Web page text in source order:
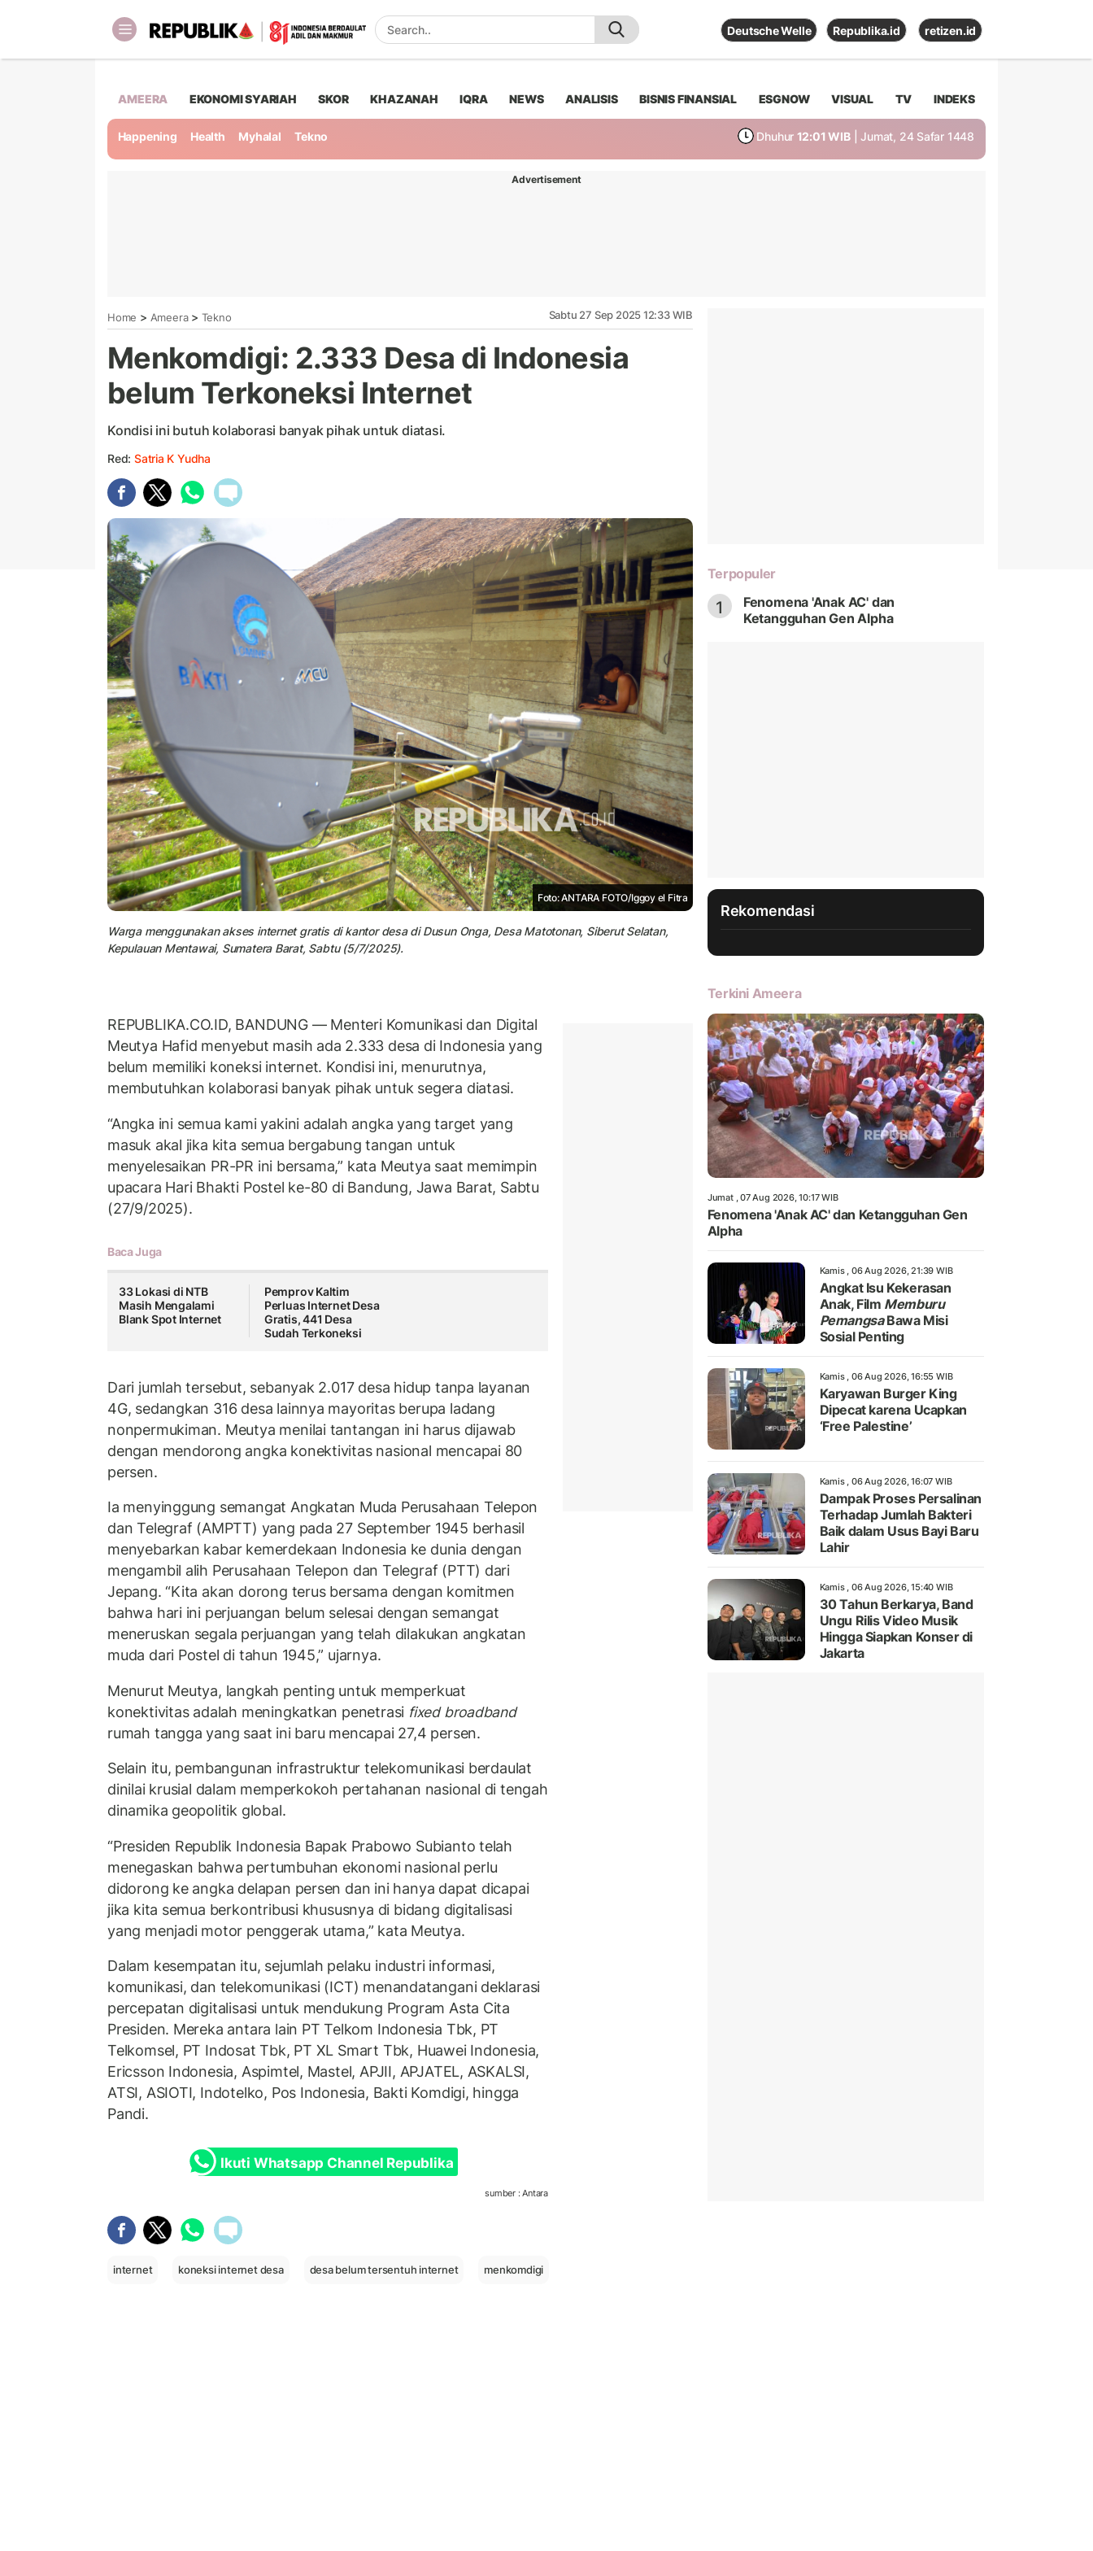
Deutsche Welle Republika.id retizen.id
AMEERA EKONOMI SYARIAH SKOR KHAZANAH IQRA NEWS ANALISIS BISNIS FINANSIAL ESGNOW VISUAL TV INDEKS
Happening Health Myhalal Tekno Dhuhur 12:01 WIB | Jumat, 24 Safar 1448
Advertisement
Home > Ameera> Tekno Sabtu 27 Sep 2025 12:33 WIB
Menkomdigi: 2.333 Desa di Indonesia
belum Terkoneksi Internet
Kondisi ini butuh kolaborasi banyak pihak untuk diatasi.
Red: Satria K Yudha
Foto: ANTARA FOTO/Iggoy el Fitra
Warga menggunakan akses internet gratis di kantor desa di Dusun Onga, Desa Matotonan, Siberut Selatan,
Kepulauan Mentawai, Sumatera Barat, Sabtu (5/7/2025).
REPUBLIKA.CO.ID, BANDUNG — Menteri Komunikasi dan Digital
Meutya Hafid menyebut masih ada 2.333 desa di Indonesia yang
belum memiliki koneksi internet. Kondisi ini, menurutnya,
membutuhkan kolaborasi banyak pihak untuk segera diatasi.
“Angka ini semua kami yakini adalah angka yang target yang
masuk akal jika kita semua bergabung tangan untuk
menyelesaikan PR-PR ini bersama,” kata Meutya saat memimpin
upacara Hari Bhakti Postel ke-80 di Bandung, Jawa Barat, Sabtu
(27/9/2025).
Baca Juga
33 Lokasi di NTB
Masih Mengalami
Blank Spot Internet
Pemprov Kaltim
Perluas Internet Desa
Gratis, 441 Desa
Sudah Terkoneksi
Dari jumlah tersebut, sebanyak 2.017 desa hidup tanpa layanan
4G, sedangkan 316 desa lainnya mayoritas berupa ladang
nonpermukiman. Meutya menilai tantangan ini harus dijawab
dengan mendorong angka konektivitas nasional mencapai 80
persen.
Ia menyinggung semangat Angkatan Muda Perusahaan Telepon
dan Telegraf (AMPTT) yang pada 27 September 1945 berhasil
menyebarkan kabar kemerdekaan Indonesia ke dunia dengan
mengambil alih Perusahaan Telepon dan Telegraf (PTT) dari
Jepang. “Kita akan dorong terus bersama dengan komitmen
bahwa hari ini perjuangan belum selesai dengan semangat
meneruskan segala perjuangan yang telah dilakukan angkatan
muda dari Postel di tahun 1945,” ujarnya.
Menurut Meutya, langkah penting untuk memperkuat
konektivitas adalah meningkatkan penetrasi fixed broadband
rumah tangga yang saat ini baru mencapai 27,4 persen.
Selain itu, pembangunan infrastruktur telekomunikasi berdaulat
dinilai krusial dalam memperkokoh pertahanan nasional di tengah
dinamika geopolitik global.
“Presiden Republik Indonesia Bapak Prabowo Subianto telah
menegaskan bahwa pertumbuhan ekonomi nasional perlu
didorong ke angka delapan persen dan ini hanya dapat dicapai
jika kita semua berkontribusi khususnya di bidang digitalisasi
yang menjadi motor penggerak utama,” kata Meutya.
Dalam kesempatan itu, sejumlah pelaku industri informasi,
komunikasi, dan telekomunikasi (ICT) menandatangani deklarasi
percepatan digitalisasi untuk mendukung Program Asta Cita
Presiden. Mereka antara lain PT Telkom Indonesia Tbk, PT
Telkomsel, PT Indosat Tbk, PT XL Smart Tbk, Huawei Indonesia,
Ericsson Indonesia, Aspimtel, Mastel, APJII, APJATEL, ASKALSI,
ATSI, ASIOTI, Indotelko, Pos Indonesia, Bakti Komdigi, hingga
Pandi.
Ikuti Whatsapp Channel Republika
sumber : Antara
internet koneksi internet desa desa belum tersentuh internet menkomdigi
Terpopuler
1
Fenomena 'Anak AC' dan
Ketangguhan Gen Alpha
Rekomendasi
Terkini Ameera
Jumat , 07 Aug 2026, 10:17 WIB
Fenomena 'Anak AC' dan Ketangguhan Gen
Alpha
Kamis , 06 Aug 2026, 21:39 WIB
Angkat Isu Kekerasan
Anak, Film Memburu
PemangsaBawa Misi
Sosial Penting
Kamis , 06 Aug 2026, 16:55 WIB
Karyawan Burger King
Dipecat karena Ucapkan
‘Free Palestine’
Kamis , 06 Aug 2026, 16:07 WIB
Dampak Proses Persalinan
Terhadap Jumlah Bakteri
Baik dalam Usus Bayi Baru
Lahir
Kamis , 06 Aug 2026, 15:40 WIB
30 Tahun Berkarya, Band
Ungu Rilis Video Musik
Hingga Siapkan Konser di
Jakarta